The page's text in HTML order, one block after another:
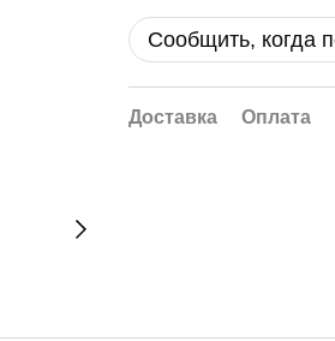
Сообщить, когда
Доставка Оплата